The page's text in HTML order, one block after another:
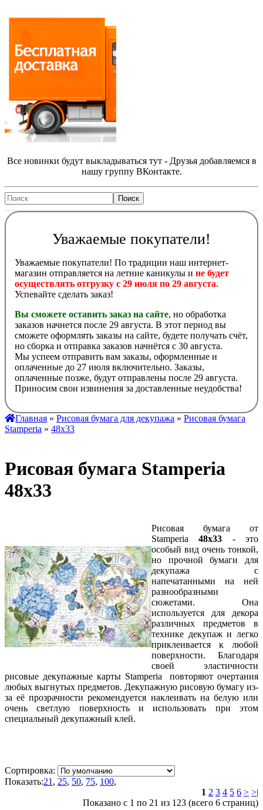
Все новинки будут выкладываться тут - Друзья добавляемся в
нашу группу ВКонтакте.
Уважаемые покупатели!
Уважаемые покупатели! По традиции наш интернет-
магазин отправляется на летние каникулы и не будет
осуществлять отгрузку с 29 июля по 29 августа.
Успевайте сделать заказ!
Вы сможете оставить заказ на сайте, но обработка
заказов начнется после 29 августа. В этот период вы
сможете оформлять заказы на сайте, будете получать счёт,
но сборка и отправка заказов начнётся с 30 августа.
Мы успеем отправить вам заказы, оформленные и
оплаченные до 27 июля включительно. Заказы,
оплаченные позже, будут отправлены после 29 августа.
Приносим свои извинения за доставленные неудобства!
Главная » Рисовая бумага для декупажа » Рисовая бумага
Stamperia » 48х33
Рисовая бумага Stamperia
48х33
Рисовая бумага от
Stamperia48х33 - это
особый вид очень тонкой,
но прочной бумаги для
декупажа с
напечатанными на ней
разнообразными
сюжетами. Она
используется для декора
различных предметов в
технике декупаж и легко
приклеивается к любой
поверхности. Благодаря
своей эластичности
рисовые декупажные карты Stamperia повторяют очертания
любых выгнутых предметов. Декупажную рисовую бумагу из-
за её прозрачности рекомендуется наклеивать на белую или
очень светлую поверхность и использовать при этом
специальный декупажный клей.
Сортировка:
Показать:21, 25, 50, 75, 100,
1 2 3 4 5 6 > >|
Показано с 1 по 21 из 123 (всего 6 страниц)